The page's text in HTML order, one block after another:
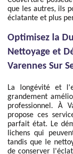
que les autres, ils
éclatante et plus
Optimisez la
Nettoyage et
Varennes Sur
La longévité et
grandement
professionnel. À
propose ces
parfait état. Le
lichens qui
tandis que le
de conserver